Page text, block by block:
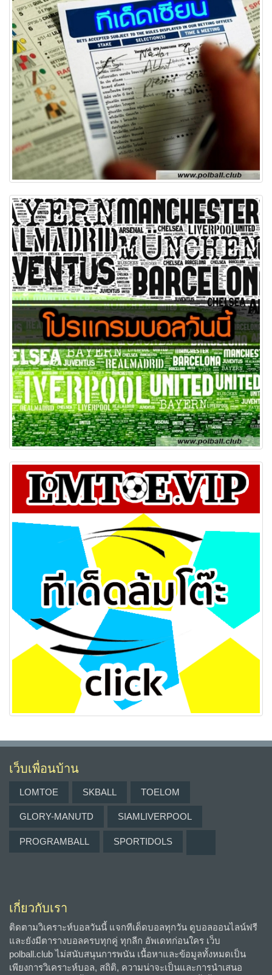
เว็บเพื่อนบ้าน
LOMTOE SKBALL TOELOM
GLORY-MANUTD SIAMLIVERPOOL
PROGRAMBALL SPORTIDOLS
เกี่ยวกับเรา
ติดตามวิเคราะห์บอลวันนี้ แจกทีเด็ดบอลทุกวัน ดูบอลออนไลน์ฟรี
และยังมีตารางบอลครบทุกคู่ ทุกลีก อัพเดทก่อนใคร เว็บ
polball.club ไม่สนับสนุนการพนัน เนื้อหาและข้อมูลทั้งหมดเป็น
เพียงการวิเคราะห์บอล, สถิติ, ความน่าจะเป็นและการนำเสนอ